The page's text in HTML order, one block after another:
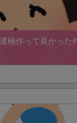
極作って良かった